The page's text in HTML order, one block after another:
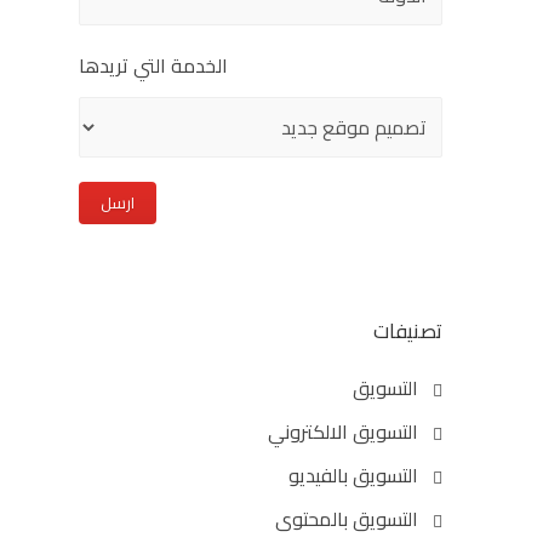
الخدمة التي تريدها
تصنيفات
التسويق
التسويق الالكتروني
التسويق بالفيديو
التسويق بالمحتوى